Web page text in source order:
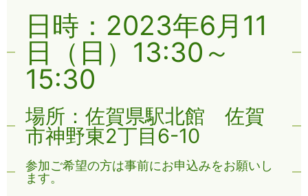
日時：2023年6月11
日（日）13:30～
15:30
場所：佐賀県駅北館 佐賀
市神野東2丁目6-10
参加ご希望の方は事前にお申込みをお願いし
ます。